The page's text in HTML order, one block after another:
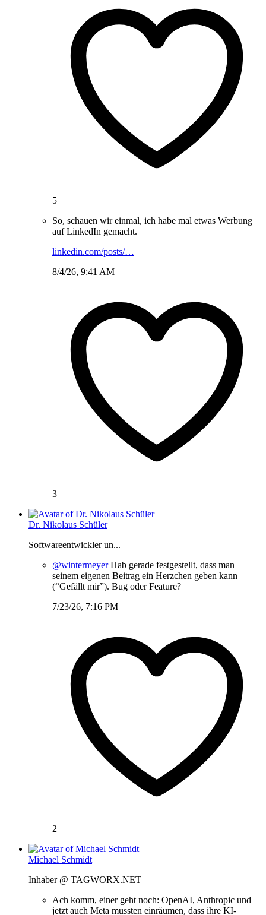
5
So, schauen wir einmal, ich habe mal etwas Werbung
auf LinkedIn gemacht.
linkedin.com/posts/…
8/4/26, 9:41 AM
3
Dr. Nikolaus Schüler
Softwareentwickler un...
@wintermeyerHab gerade festgestellt, dass man
seinem eigenen Beitrag ein Herzchen geben kann
(“Gefällt mir”). Bug oder Feature?
7/23/26, 7:16 PM
2
Michael Schmidt
Inhaber @ TAGWORX.NET
Ach komm, einer geht noch: OpenAI, Anthropic und
jetzt auch Meta mussten einräumen, dass ihre KI-